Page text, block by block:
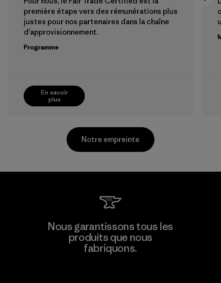
En savoir
plus
première étape vers des rémunérations plus
justes pour nos partenaires dans la chaîne
d'approvisionnement.
Programme
Youngone Namdinh Co., Ltd.
Notre empreinte
Nous garantissons tous les
produits que nous
fabriquons.